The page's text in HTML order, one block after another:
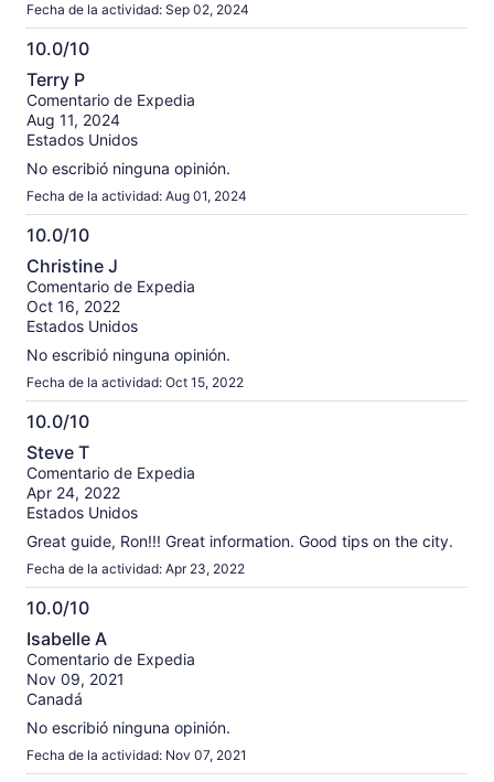
Fecha de la actividad: Sep 02, 2024
10.0/10
10.0
de
10
Terry P
Comentario de Expedia
Aug 11, 2024
Estados Unidos
No escribió ninguna opinión.
Fecha de la actividad: Aug 01, 2024
10.0/10
10.0
de
10
Christine J
Comentario de Expedia
Oct 16, 2022
Estados Unidos
No escribió ninguna opinión.
Fecha de la actividad: Oct 15, 2022
10.0/10
10.0
de
10
Steve T
Comentario de Expedia
Apr 24, 2022
Estados Unidos
Great guide, Ron!!! Great information. Good tips on the city.
Fecha de la actividad: Apr 23, 2022
10.0/10
10.0
de
10
Isabelle A
Comentario de Expedia
Nov 09, 2021
Canadá
No escribió ninguna opinión.
Fecha de la actividad: Nov 07, 2021